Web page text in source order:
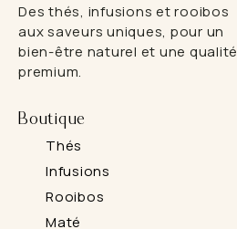
Des thés, infusions et rooibos
aux saveurs uniques, pour un
bien-être naturel et une qualité
premium.
Boutique
Thés
Infusions
Rooibos
Maté